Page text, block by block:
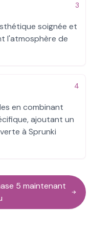
3
soignée et
l'atmosphère de
4
en combinant
ajoutant un
à Sprunki
5 maintenant